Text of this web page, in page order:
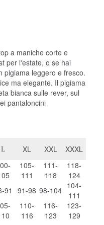
a maniche corte e
per l'estate, o se hai
pigiama leggero e fresco.
ma elegante. Il pigiama
bianca sulle rever, sul
pantaloncini
L XL XXL XXXL
105-
111
111-
118
118-
124
91 91-98 98-104 104-
111
110-
116
116-
123
123-
129